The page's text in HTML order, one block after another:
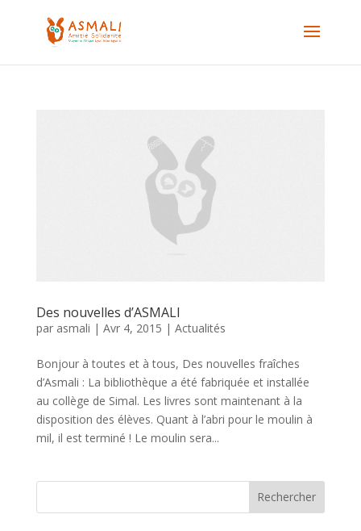
Des nouvelles d’ASMALI
par asmali | Avr 4, 2015 | Actualités
Bonjour à toutes et à tous, Des nouvelles fraîches
d’Asmali : La bibliothèque a été fabriquée et installée
au collège de Simal. Les livres sont maintenant à la
disposition des élèves. Quant à l’abri pour le moulin à
mil, il est terminé ! Le moulin sera...